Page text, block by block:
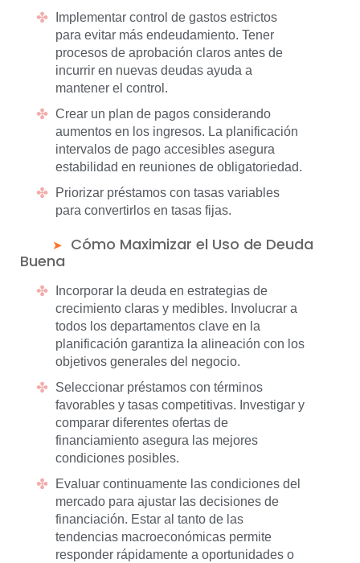
Implementar control de gastos estrictos
para evitar más endeudamiento. Tener
procesos de aprobación claros antes de
incurrir en nuevas deudas ayuda a
mantener el control.
Crear un plan de pagos considerando
aumentos en los ingresos. La planificación
intervalos de pago accesibles asegura
estabilidad en reuniones de obligatoriedad.
Priorizar préstamos con tasas variables
para convertirlos en tasas fijas.
Cómo Maximizar el Uso de Deuda
Buena
Incorporar la deuda en estrategias de
crecimiento claras y medibles. Involucrar a
todos los departamentos clave en la
planificación garantiza la alineación con los
objetivos generales del negocio.
Seleccionar préstamos con términos
favorables y tasas competitivas. Investigar y
comparar diferentes ofertas de
financiamiento asegura las mejores
condiciones posibles.
Evaluar continuamente las condiciones del
mercado para ajustar las decisiones de
financiación. Estar al tanto de las
tendencias macroeconómicas permite
responder rápidamente a oportunidades o